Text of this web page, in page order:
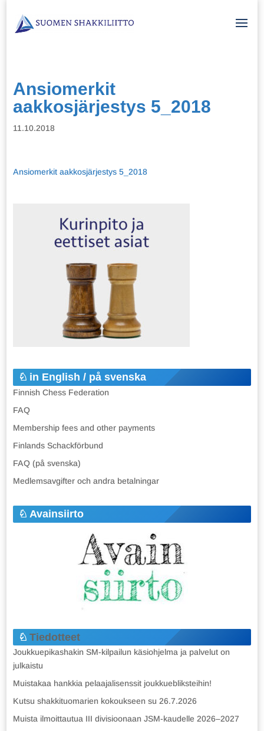
Ansiomerkit
aakkosjärjestys 5_2018
11.10.2018
Ansiomerkit aakkosjärjestys 5_2018
in English / på svenska
Finnish Chess Federation
FAQ
Membership fees and other payments
Finlands Schackförbund
FAQ (på svenska)
Medlemsavgifter och andra betalningar
Avainsiirto
Tiedotteet
Joukkuepikashakin SM-kilpailun käsiohjelma ja palvelut on
julkaistu
Muistakaa hankkia pelaajalisenssit joukkuebliksteihin!
Kutsu shakkituomarien kokoukseen su 26.7.2026
Muista ilmoittautua III divisioonaan JSM-kaudelle 2026–2027